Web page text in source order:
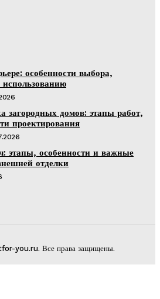
особенности выбора,
загородных домов: этапы работ,
проектирования
этапы, особенности и важные
отделки
you.ru. Все права защищены.